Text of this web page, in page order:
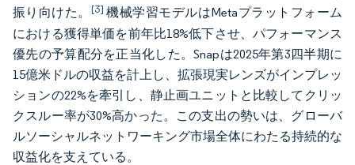
振り向けた。 [3] 機械学習モデルはMetaプラットフォーム
における獲得単価を前年比18%低下させ、パフォーマンス
優先の予算配分を正当化した。Snapは2025年第3四半期に
15億米ドルの収益を計上し、拡張現実レンズがインプレッ
ションの22%を牽引し、静止画ユニットと比較してクリッ
クスルー率が30%高かった。この支出の勢いは、グローバ
ルソーシャルネットワーキング市場全体にわたる持続的な
収益化を支えている。